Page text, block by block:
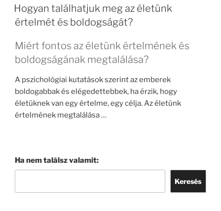
ON
Hogyan találhatjuk meg az életünk
értelmét és boldogságát?
Miért fontos az életünk értelmének és
boldogságának megtalálása?
A pszichológiai kutatások szerint az emberek
boldogabbak és elégedettebbek, ha érzik, hogy
életüknek van egy értelme, egy célja. Az életünk
értelmének megtalálása …
Ha nem találsz valamit:
Keresés